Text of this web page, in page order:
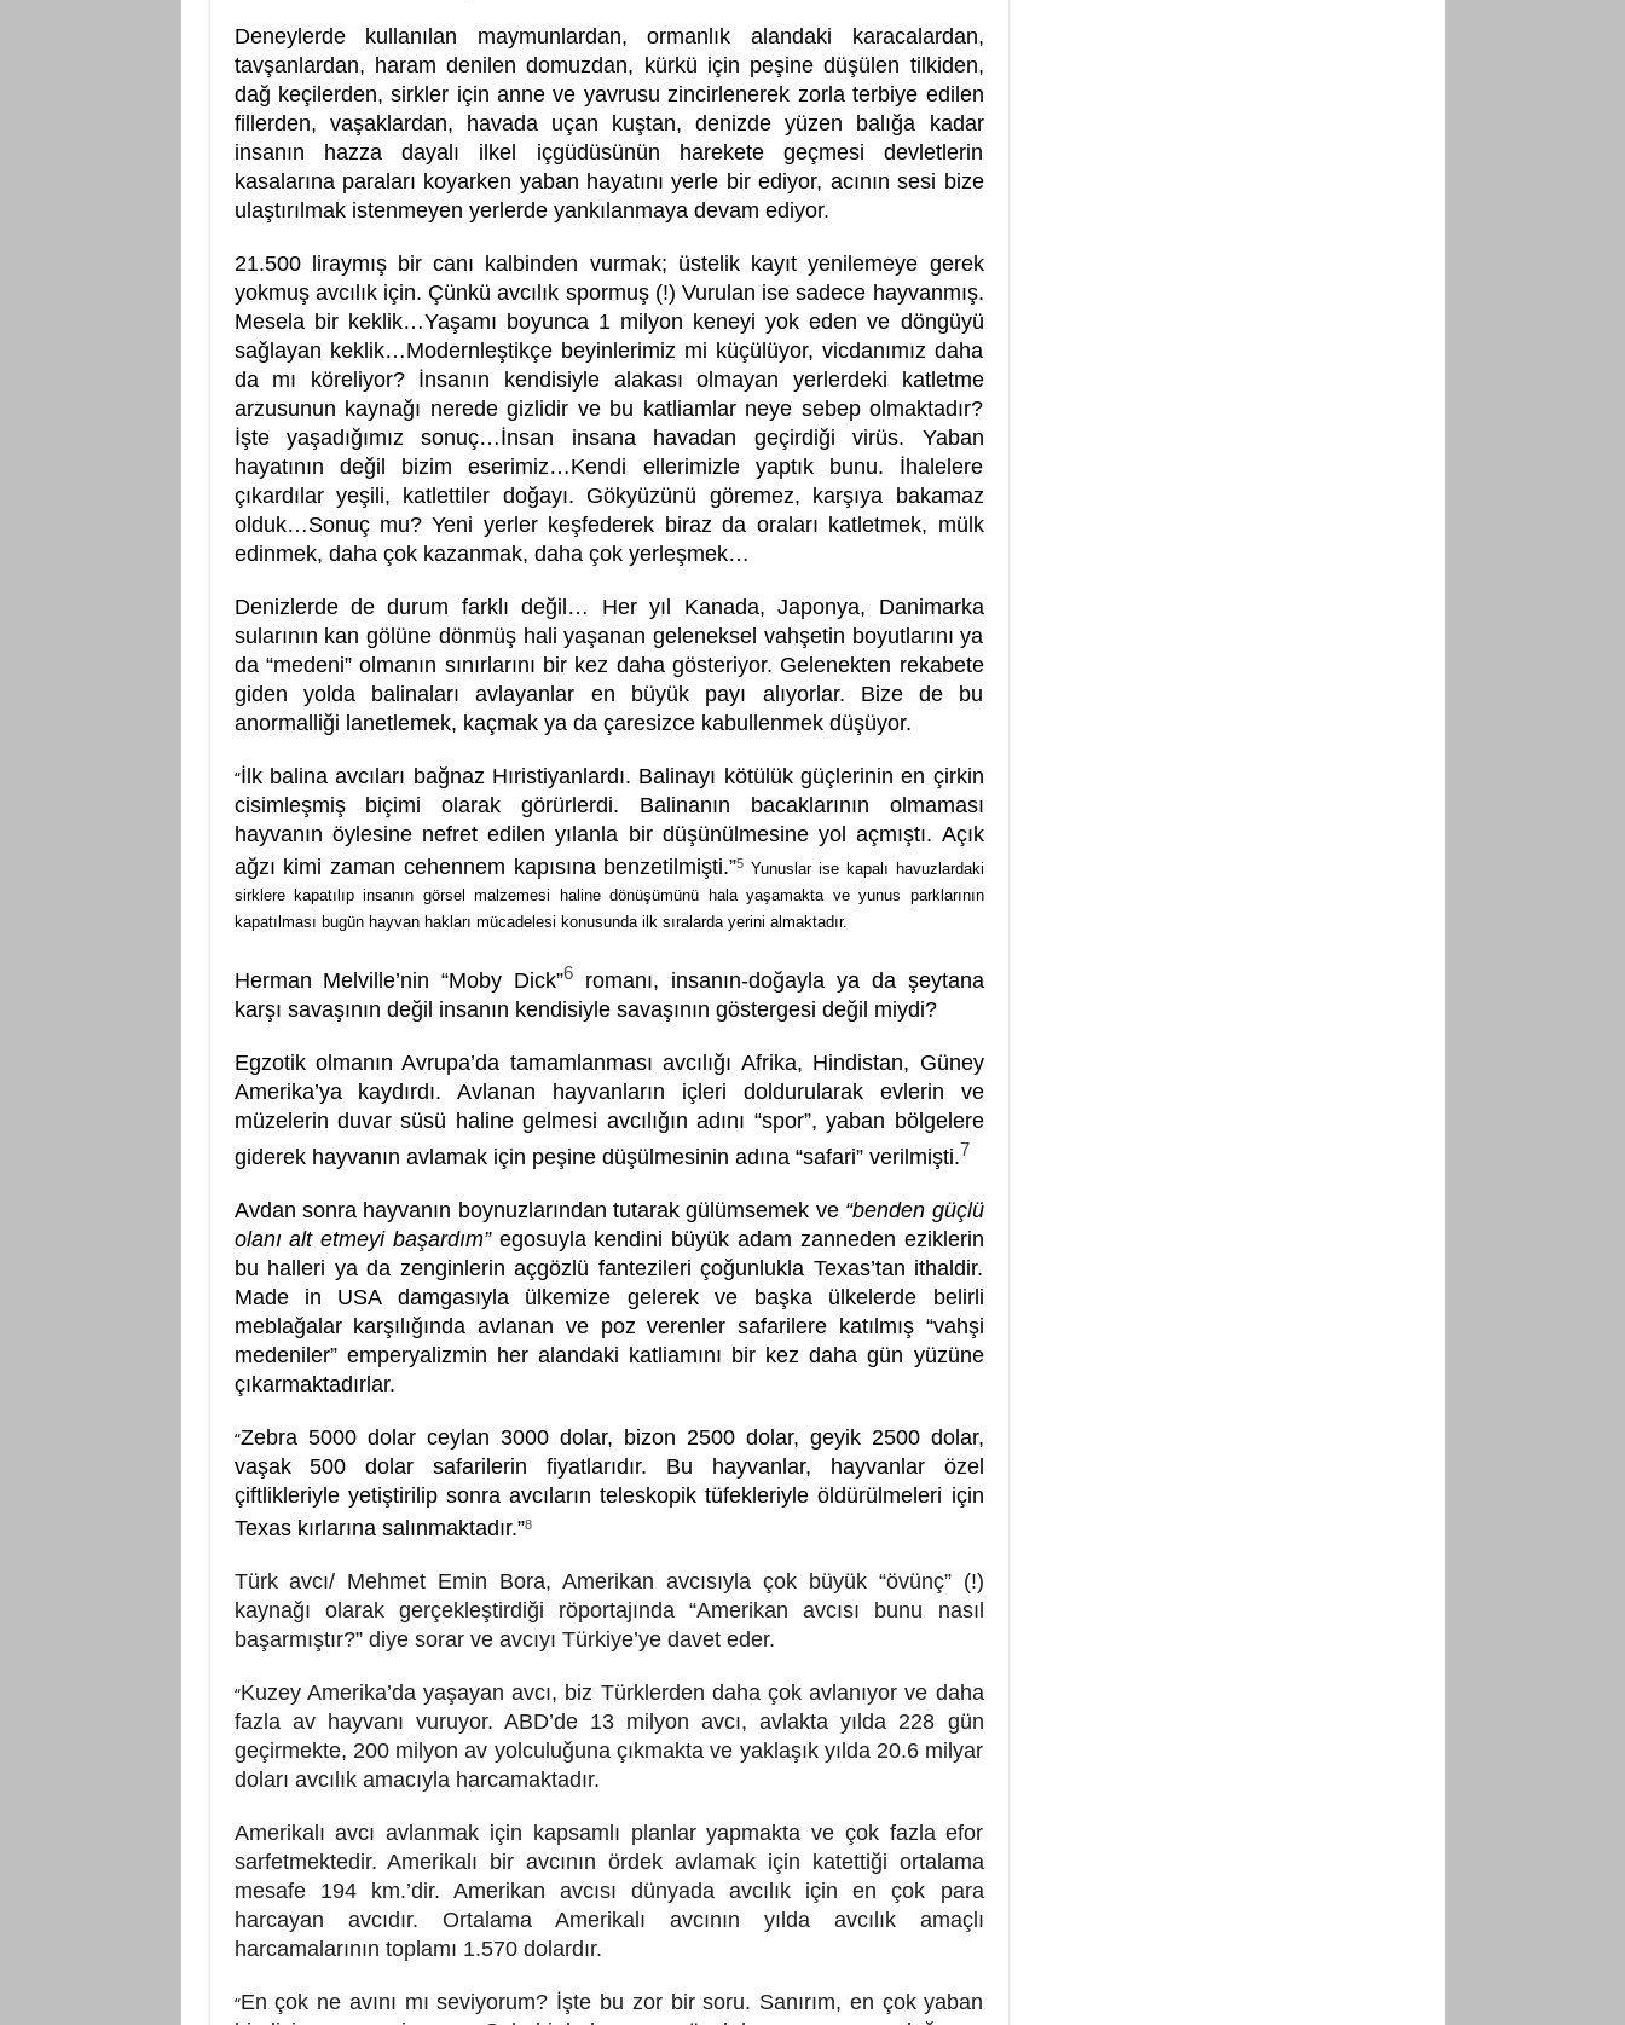
Deneylerde kullanılan maymunlardan, ormanlık alandaki karacalardan,
tavşanlardan, haram denilen domuzdan, kürkü için peşine düşülen tilkiden,
dağ keçilerden, sirkler için anne ve yavrusu zincirlenerek zorla terbiye edilen
fillerden, vaşaklardan, havada uçan kuştan, denizde yüzen balığa kadar
insanın hazza dayalı ilkel içgüdüsünün harekete geçmesi devletlerin
kasalarına paraları koyarken yaban hayatını yerle bir ediyor, acının sesi bize
ulaştırılmak istenmeyen yerlerde yankılanmaya devam ediyor.
21.500 liraymış bir canı kalbinden vurmak; üstelik kayıt yenilemeye gerek
yokmuş avcılık için. Çünkü avcılık spormuş (!) Vurulan ise sadece hayvanmış.
Mesela bir keklik…Yaşamı boyunca 1 milyon keneyi yok eden ve döngüyü
sağlayan keklik…Modernleştikçe beyinlerimiz mi küçülüyor, vicdanımız daha
da mı köreliyor? İnsanın kendisiyle alakası olmayan yerlerdeki katletme
arzusunun kaynağı nerede gizlidir ve bu katliamlar neye sebep olmaktadır?
İşte yaşadığımız sonuç…İnsan insana havadan geçirdiği virüs. Yaban
hayatının değil bizim eserimiz…Kendi ellerimizle yaptık bunu. İhalelere
çıkardılar yeşili, katlettiler doğayı. Gökyüzünü göremez, karşıya bakamaz
olduk…Sonuç mu? Yeni yerler keşfederek biraz da oraları katletmek, mülk
edinmek, daha çok kazanmak, daha çok yerleşmek…
Denizlerde de durum farklı değil… Her yıl Kanada, Japonya, Danimarka
sularının kan gölüne dönmüş hali yaşanan geleneksel vahşetin boyutlarını ya
da “medeni” olmanın sınırlarını bir kez daha gösteriyor. Gelenekten rekabete
giden yolda balinaları avlayanlar en büyük payı alıyorlar. Bize de bu
anormalliği lanetlemek, kaçmak ya da çaresizce kabullenmek düşüyor.
“İlk balina avcıları bağnaz Hıristiyanlardı. Balinayı kötülük güçlerinin en çirkin
cisimleşmiş biçimi olarak görürlerdi. Balinanın bacaklarının olmaması
hayvanın öylesine nefret edilen yılanla bir düşünülmesine yol açmıştı. Açık
ağzı kimi zaman cehennem kapısına benzetilmişti.”5 Yunuslar ise kapalı havuzlardaki
sirklere kapatılıp insanın görsel malzemesi haline dönüşümünü hala yaşamakta ve yunus parklarının
kapatılması bugün hayvan hakları mücadelesi konusunda ilk sıralarda yerini almaktadır.
Herman Melville’nin “Moby Dick”6 romanı, insanın-doğayla ya da şeytana
karşı savaşının değil insanın kendisiyle savaşının göstergesi değil miydi?
Egzotik olmanın Avrupa’da tamamlanması avcılığı Afrika, Hindistan, Güney
Amerika’ya kaydırdı. Avlanan hayvanların içleri doldurularak evlerin ve
müzelerin duvar süsü haline gelmesi avcılığın adını “spor”, yaban bölgelere
giderek hayvanın avlamak için peşine düşülmesinin adına “safari” verilmişti.7
Avdan sonra hayvanın boynuzlarından tutarak gülümsemek ve “benden güçlü
olanı alt etmeyi başardım”egosuyla kendini büyük adam zanneden eziklerin
bu halleri ya da zenginlerin açgözlü fantezileri çoğunlukla Texas’tan ithaldir.
Made in USA damgasıyla ülkemize gelerek ve başka ülkelerde belirli
meblağalar karşılığında avlanan ve poz verenler safarilere katılmış “vahşi
medeniler” emperyalizmin her alandaki katliamını bir kez daha gün yüzüne
çıkarmaktadırlar.
“Zebra 5000 dolar ceylan 3000 dolar, bizon 2500 dolar, geyik 2500 dolar,
vaşak 500 dolar safarilerin fiyatlarıdır. Bu hayvanlar, hayvanlar özel
çiftlikleriyle yetiştirilip sonra avcıların teleskopik tüfekleriyle öldürülmeleri için
Texas kırlarına salınmaktadır.”8
Türk avcı/ Mehmet Emin Bora, Amerikan avcısıyla çok büyük “övünç” (!)
kaynağı olarak gerçekleştirdiği röportajında “Amerikan avcısı bunu nasıl
başarmıştır?” diye sorar ve avcıyı Türkiye’ye davet eder.
“Kuzey Amerika’da yaşayan avcı, biz Türklerden daha çok avlanıyor ve daha
fazla av hayvanı vuruyor. ABD’de 13 milyon avcı, avlakta yılda 228 gün
geçirmekte, 200 milyon av yolculuğuna çıkmakta ve yaklaşık yılda 20.6 milyar
doları avcılık amacıyla harcamaktadır.
Amerikalı avcı avlanmak için kapsamlı planlar yapmakta ve çok fazla efor
sarfetmektedir. Amerikalı bir avcının ördek avlamak için katettiği ortalama
mesafe 194 km.’dir. Amerikan avcısı dünyada avcılık için en çok para
harcayan avcıdır. Ortalama Amerikalı avcının yılda avcılık amaçlı
harcamalarının toplamı 1.570 dolardır.
“En çok ne avını mı seviyorum? İşte bu zor bir soru. Sanırım, en çok yaban